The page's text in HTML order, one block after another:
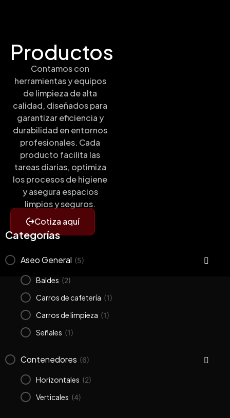
Productos
Contamos con
herramientas y equipos
de limpieza de alta
calidad, diseñados para
garantizar eficiencia y
durabilidad en entornos
profesionales. Cada
producto facilita las
tareas diarias, optimiza
los procesos de higiene
y asegura espacios
limpios y seguros.
Cotiza aquí
Categorías
Aseo General (5)
Baldes (2)
Carros de cafetería (1)
Carros de limpieza (1)
Señales (1)
Contenedores (6)
Horizontales (2)
Verticales (4)